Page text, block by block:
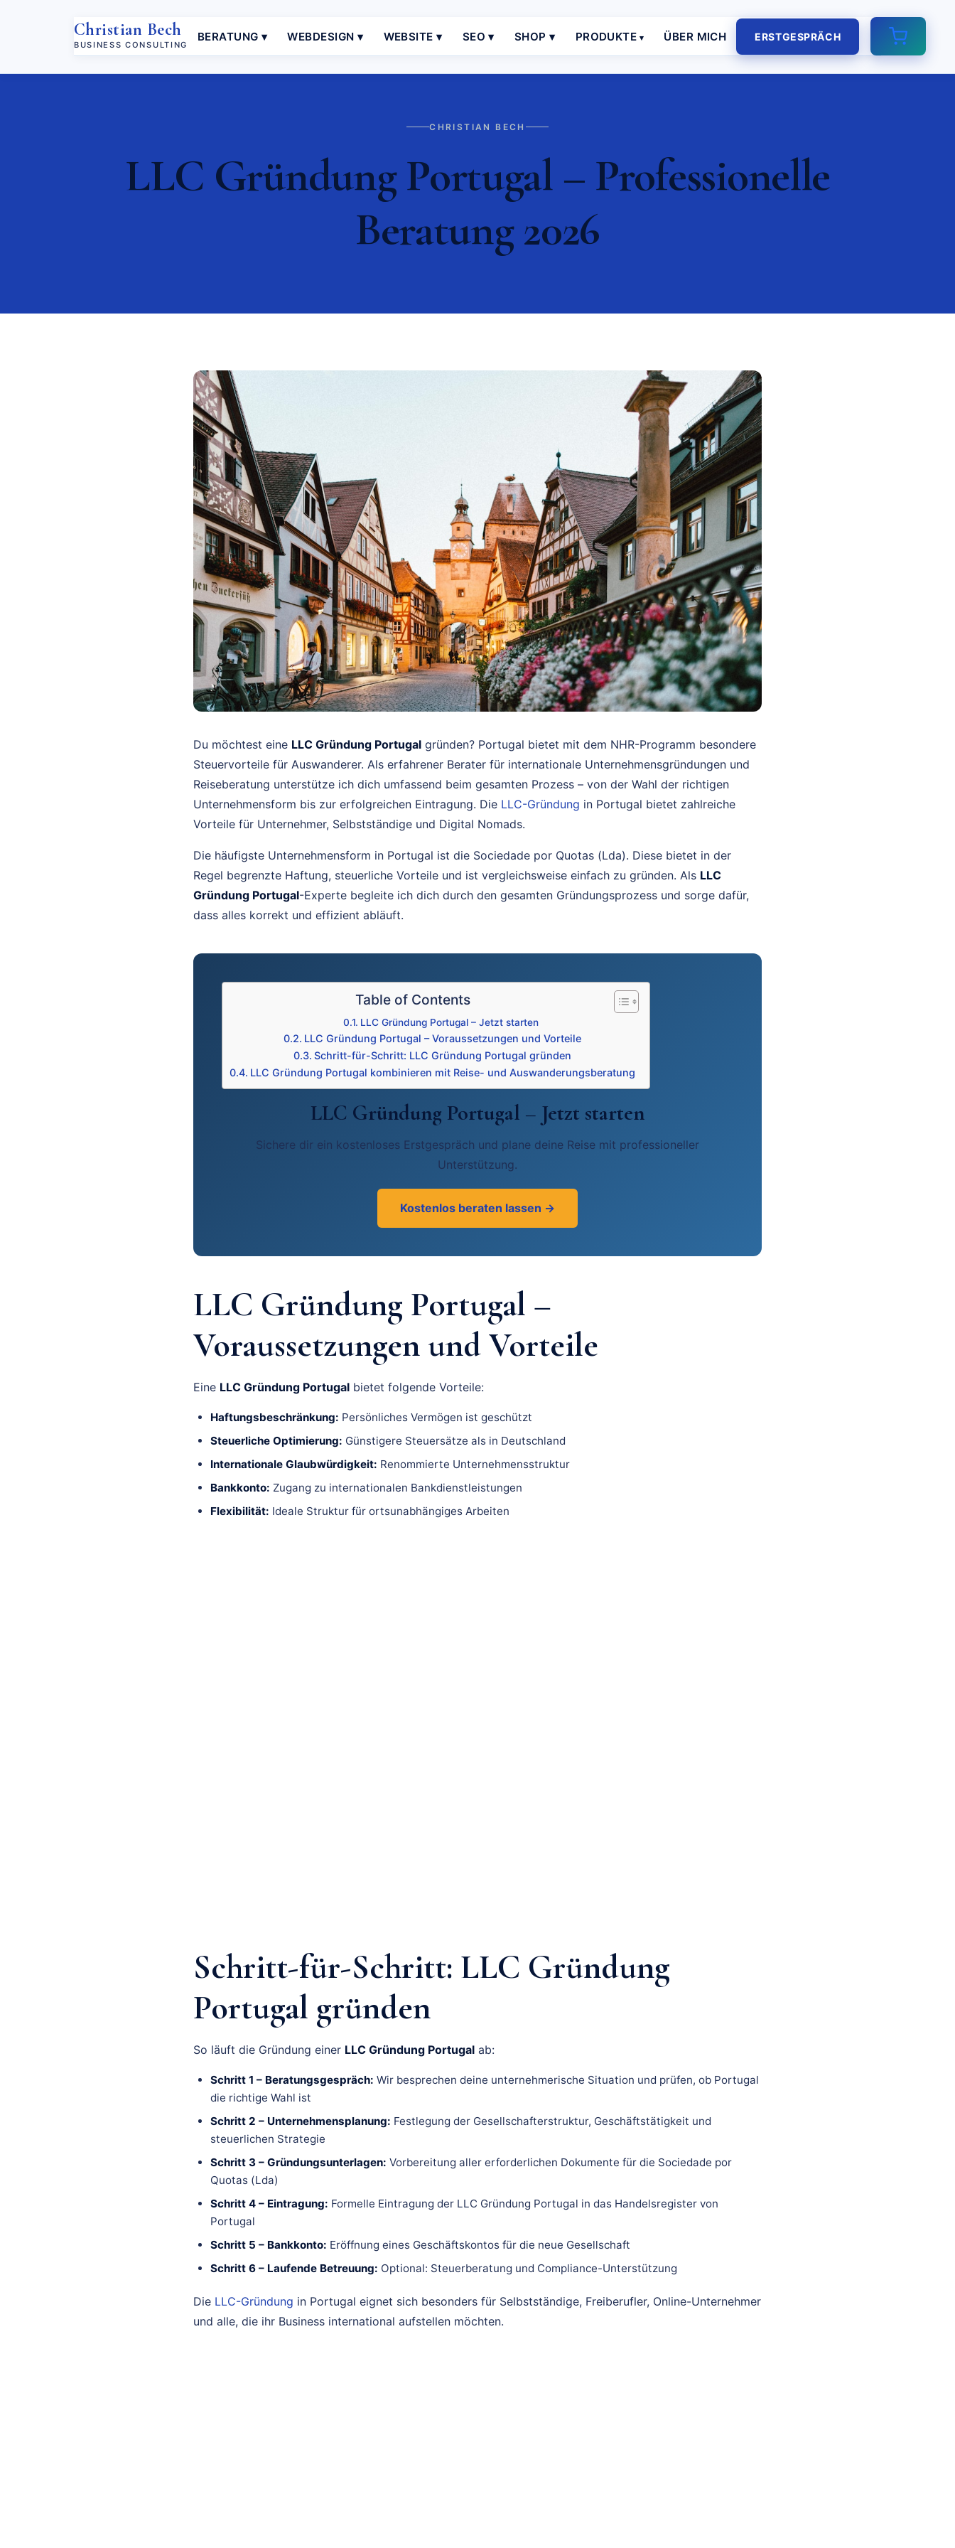
Christian Bech
BUSINESS CONSULTING
BERATUNG ▾ WEBDESIGN ▾ WEBSITE ▾ SEO ▾ SHOP ▾ PRODUKTE ÜBER MICH ERSTGESPRÄCH
CHRISTIAN BECH
LLC Gründung Portugal – Professionelle
Beratung 2026
Du möchtest eine LLC Gründung Portugal gründen? Portugal bietet mit dem NHR-Programm besondere
Steuervorteile für Auswanderer. Als erfahrener Berater für internationale Unternehmensgründungen und
Reiseberatung unterstütze ich dich umfassend beim gesamten Prozess – von der Wahl der richtigen
Unternehmensform bis zur erfolgreichen Eintragung. Die LLC-Gründung in Portugal bietet zahlreiche
Vorteile für Unternehmer, Selbstständige und Digital Nomads.
Die häufigste Unternehmensform in Portugal ist die Sociedade por Quotas (Lda). Diese bietet in der
Regel begrenzte Haftung, steuerliche Vorteile und ist vergleichsweise einfach zu gründen. Als LLC
Gründung Portugal-Experte begleite ich dich durch den gesamten Gründungsprozess und sorge dafür,
dass alles korrekt und effizient abläuft.
Table of Contents
LLC Gründung Portugal – Jetzt starten
LLC Gründung Portugal – Voraussetzungen und Vorteile
Schritt-für-Schritt: LLC Gründung Portugal gründen
LLC Gründung Portugal kombinieren mit Reise- und Auswanderungsberatung
LLC Gründung Portugal – Jetzt starten
Sichere dir ein kostenloses Erstgespräch und plane deine Reise mit professioneller
Unterstützung.
Kostenlos beraten lassen →
LLC Gründung Portugal –
Voraussetzungen und Vorteile
Eine LLC Gründung Portugal bietet folgende Vorteile:
Haftungsbeschränkung: Persönliches Vermögen ist geschützt
Steuerliche Optimierung: Günstigere Steuersätze als in Deutschland
Internationale Glaubwürdigkeit: Renommierte Unternehmensstruktur
Bankkonto: Zugang zu internationalen Bankdienstleistungen
Flexibilität: Ideale Struktur für ortsunabhängiges Arbeiten
Schritt-für-Schritt: LLC Gründung
Portugal gründen
So läuft die Gründung einer LLC Gründung Portugal ab:
Schritt 1 – Beratungsgespräch: Wir besprechen deine unternehmerische Situation und prüfen, ob Portugal
die richtige Wahl ist
Schritt 2 – Unternehmensplanung: Festlegung der Gesellschafterstruktur, Geschäftstätigkeit und
steuerlichen Strategie
Schritt 3 – Gründungsunterlagen: Vorbereitung aller erforderlichen Dokumente für die Sociedade por
Quotas (Lda)
Schritt 4 – Eintragung: Formelle Eintragung der LLC Gründung Portugal in das Handelsregister von
Portugal
Schritt 5 – Bankkonto: Eröffnung eines Geschäftskontos für die neue Gesellschaft
Schritt 6 – Laufende Betreuung: Optional: Steuerberatung und Compliance-Unterstützung
Die LLC-Gründung in Portugal eignet sich besonders für Selbstständige, Freiberufler, Online-Unternehmer
und alle, die ihr Business international aufstellen möchten.